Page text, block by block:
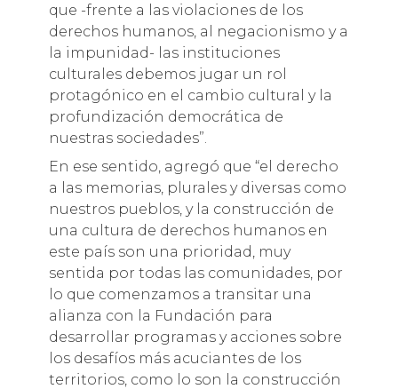
que -frente a las violaciones de los
derechos humanos, al negacionismo y a
la impunidad- las instituciones
culturales debemos jugar un rol
protagónico en el cambio cultural y la
profundización democrática de
nuestras sociedades”.
En ese sentido, agregó que “el derecho
a las memorias, plurales y diversas como
nuestros pueblos, y la construcción de
una cultura de derechos humanos en
este país son una prioridad, muy
sentida por todas las comunidades, por
lo que comenzamos a transitar una
alianza con la Fundación para
desarrollar programas y acciones sobre
los desafíos más acuciantes de los
territorios, como lo son la construcción